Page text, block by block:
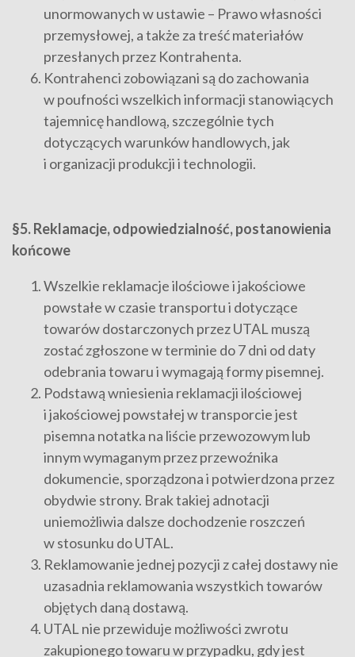
unormowanych w ustawie – Prawo własności
przemysłowej, a także za treść materiałów
przesłanych przez Kontrahenta.
Kontrahenci zobowiązani są do zachowania
w poufności wszelkich informacji stanowiących
tajemnicę handlową, szczególnie tych
dotyczących warunków handlowych, jak
i organizacji produkcji i technologii.
§5. Reklamacje, odpowiedzialność, postanowienia
końcowe
Wszelkie reklamacje ilościowe i jakościowe
powstałe w czasie transportu i dotyczące
towarów dostarczonych przez UTAL muszą
zostać zgłoszone w terminie do 7 dni od daty
odebrania towaru i wymagają formy pisemnej.
Podstawą wniesienia reklamacji ilościowej
i jakościowej powstałej w transporcie jest
pisemna notatka na liście przewozowym lub
innym wymaganym przez przewoźnika
dokumencie, sporządzona i potwierdzona przez
obydwie strony. Brak takiej adnotacji
uniemożliwia dalsze dochodzenie roszczeń
w stosunku do UTAL.
Reklamowanie jednej pozycji z całej dostawy nie
uzasadnia reklamowania wszystkich towarów
objętych daną dostawą.
UTAL nie przewiduje możliwości zwrotu
zakupionego towaru w przypadku, gdy jest